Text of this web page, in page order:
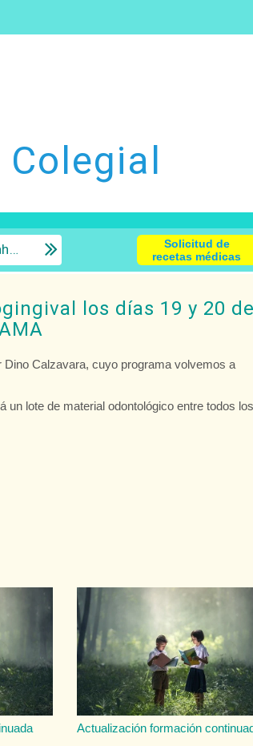
Solicitud de
recetas médicas
los días 19 y 20
Calzavara, cuyo programa volvemos a
un lote de material odontológico entre todos los
Actualización formación